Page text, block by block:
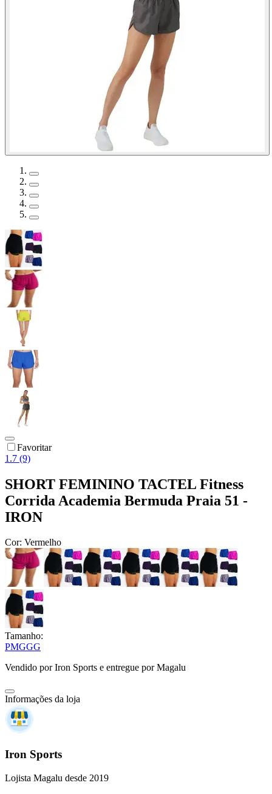
Favoritar
1.7 (9)
SHORT FEMININO TACTEL Fitness
Corrida Academia Bermuda Praia 51 -
IRON
Cor: Vermelho
Tamanho:
PMGGG
Vendido porIron Sports e entregue por Magalu
Informações da loja
Iron Sports
Lojista Magalu desde 2019